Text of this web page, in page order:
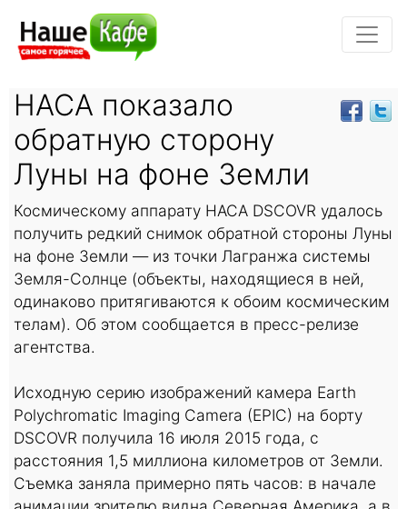
НАСА показало
обратную сторону
Луны на фоне Земли
Космическому аппарату НАСА DSCOVR удалось
получить редкий снимок обратной стороны Луны
на фоне Земли — из точки Лагранжа системы
Земля-Солнце (объекты, находящиеся в ней,
одинаково притягиваются к обоим космическим
телам). Об этом сообщается в пресс-релизе
агентства.
Исходную серию изображений камера Earth
Polychromatic Imaging Camera (EPIC) на борту
DSCOVR получила 16 июля 2015 года, с
расстояния 1,5 миллиона километров от Земли.
Съемка заняла примерно пять часов: в начале